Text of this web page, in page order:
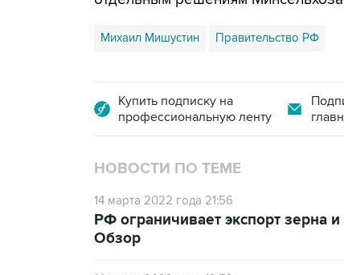
Михаил Мишустин Правительство РФ
Купить подписку на
профессиональную ленту
НОВОСТИ ПО ТЕМЕ
14 марта 2022 года 21:56
РФ ограничивает экспорт зерна
Обзор